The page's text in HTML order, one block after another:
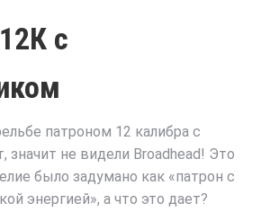
с
патроном 12 калибра с
значит не видели Broadhead! Это
было задумано как «патрон с
энергией», а что это дает?